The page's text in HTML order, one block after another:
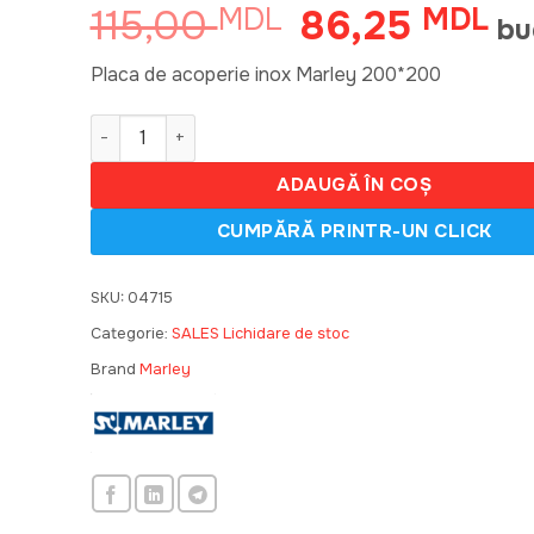
115,00MDL Prețul
inițial
a
86,25 MDL
Placa de acoperie inox Marley 200*200
Cantitate Placa de acoperie inox Marley 200*200
ADAUGĂ ÎN COȘ
SKU: 04715
Categorie: SALES Lichidare de stoc
Brand Marley